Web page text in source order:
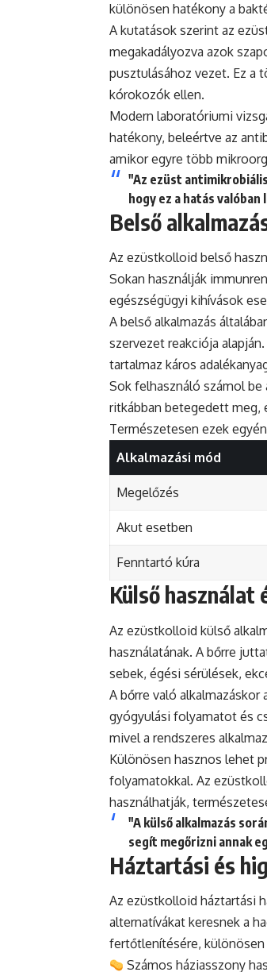
különösen hatékony a
A kutatások szerint az
megakadályozva azok
pusztulásához vezet. Ez a
kórokozók ellen.
Modern laboratóriumi
hatékony, beleértve az
amikor egyre több
"Az ezüst
hogy ez a hatás
Belső
Az ezüstkolloid belső
Sokan használják
egészségügyi kihívások
A belső alkalmazás
szervezet reakciója
tartalmaz káros
Sok felhasználó számol
ritkábban betegedett meg,
Természetesen ezek
Alkalmazási mód
Megelőzés
Akut esetben
Fenntartó kúra
Külső használat
Az ezüstkolloid külső
használatának. A bőrre
sebek, égési sérülések,
A bőrre való
gyógyulási folyamatot és
mivel a rendszeres
Különösen hasznos lehet
folyamatokkal. Az
használhatják,
"A külső alkalmazás
segít megőrizni annak
Háztartási és
Az ezüstkolloid háztartási
alternatívákat keresnek a
fertőtlenítésére, különösen
Számos háziasszony